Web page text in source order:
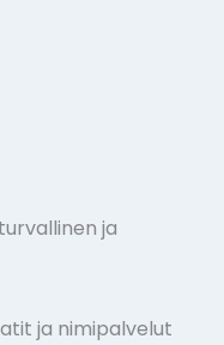
ja
ja nimipalvelut